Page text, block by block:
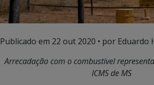
Publicado em 22 out 2020 • por Eduardo
Arrecadação com o combustível
ICMS de MS